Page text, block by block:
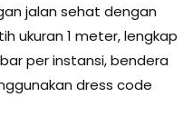
jalan sehat dengan
ukuran 1 meter, lengkap
per instansi, bendera
dress code